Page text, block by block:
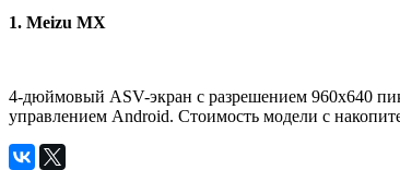
1. Meizu MX
4-дюймовый ASV-экран с разрешением 960х640
управлением Android. Стоимость модели с